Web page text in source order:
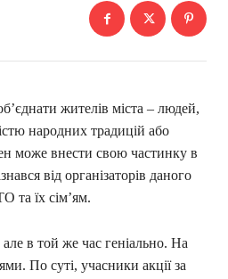
жителів міста – людей,
народних традицій або
може внести свою частинку в
від організаторів даного
та їх сім’ям.
в той же час геніально. На
По суті, учасники акції за